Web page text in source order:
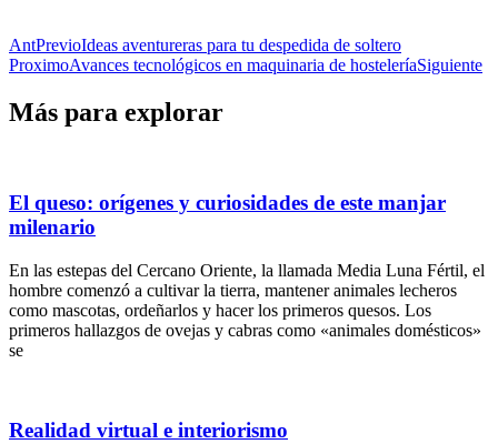
AntPrevioIdeas aventureras para tu despedida de soltero
ProximoAvances tecnológicos en maquinaria de hosteleríaSiguiente
Más para explorar
El queso: orígenes y curiosidades de este manjar
milenario
En las estepas del Cercano Oriente, la llamada Media Luna Fértil, el
hombre comenzó a cultivar la tierra, mantener animales lecheros
como mascotas, ordeñarlos y hacer los primeros quesos. Los
primeros hallazgos de ovejas y cabras como «animales domésticos»
se
Realidad virtual e interiorismo